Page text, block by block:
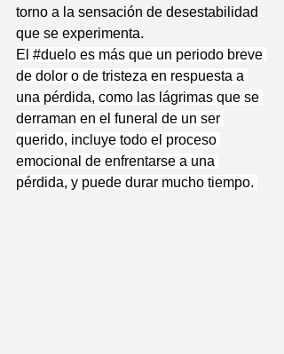
torno a la sensación de desestabilidad
que se experimenta.
El #duelo es más que un periodo breve
de dolor o de tristeza en respuesta a
una pérdida, como las lágrimas que se
derraman en el funeral de un ser
querido, incluye todo el proceso
emocional de enfrentarse a una
pérdida, y puede durar mucho tiempo.